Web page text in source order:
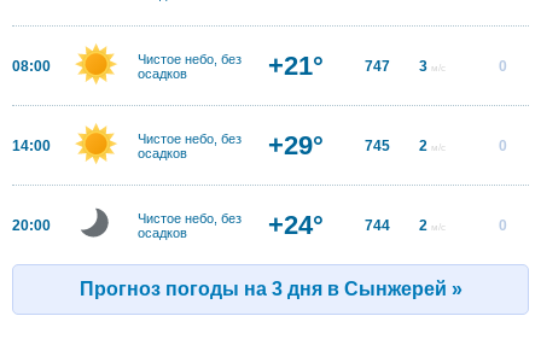
08:00
Чистое небо, без
осадков
+21° 747 3 м/с 0
14:00
Чистое небо, без
осадков
+29° 745 2 м/с 0
20:00
Чистое небо, без
осадков
+24° 744 2 м/с 0
Прогноз погоды на 3 дня в Сынжерей »